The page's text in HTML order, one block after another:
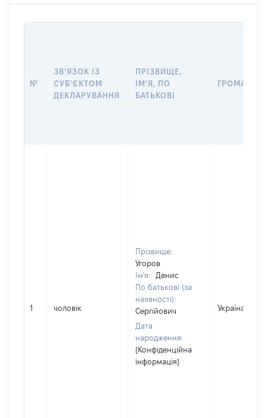
№
ЗВ'ЯЗОК ІЗ
СУБ'ЄКТОМ
ДЕКЛАРУВАННЯ
ПРІЗВИЩЕ,
ІМ'Я, ПО
БАТЬКОВІ
1 чоловік
Прізвище:
Угоров
Ім'я:
Денис
По батькові (за
наявності):
Сергійович
Дата
народження:
[Конфіденційна
інформація]
Україна